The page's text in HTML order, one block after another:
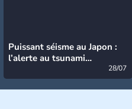
Puissant séisme au Japon :
l’alerte au tsunami
28/07